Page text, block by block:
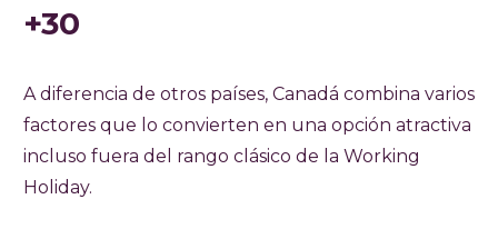
+30
A diferencia de otros países, Canadá combina varios
factores que lo convierten en una opción atractiva
incluso fuera del rango clásico de la Working
Holiday.